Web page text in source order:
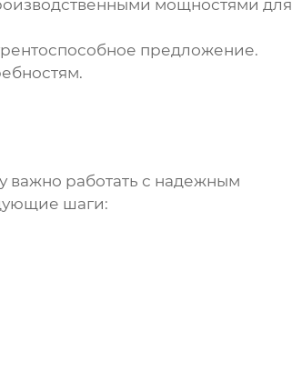
мощностями для
предложение.
важно работать с надежным
шаги: